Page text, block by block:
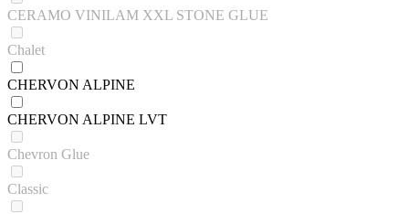
CERAMO VINILAM XXL STONE GLUE
Chalet
CHERVON ALPINE
CHERVON ALPINE LVT
Chevron Glue
Classic